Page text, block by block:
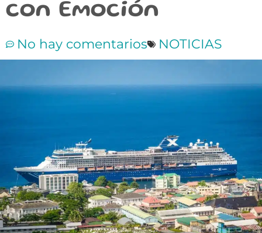
con Emoción
No hay comentarios NOTICIAS